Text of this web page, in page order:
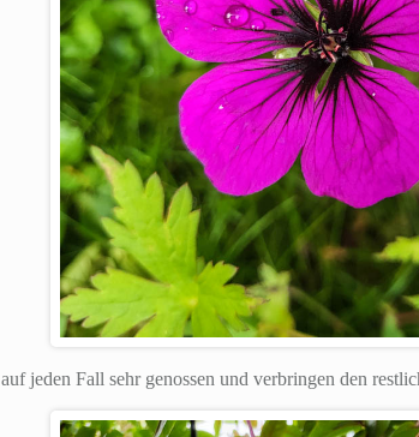
jeden Fall sehr genossen und verbringen den